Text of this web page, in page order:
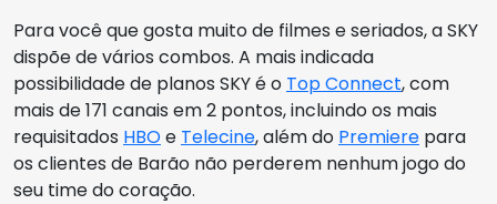
Para você que gosta muito de filmes e seriados, a SKY
dispõe de vários combos. A mais indicada
possibilidade de planos SKY é o Top Connect, com
mais de 171 canais em 2 pontos, incluindo os mais
requisitados HBOe Telecine, além do Premiere para
os clientes de Barão não perderem nenhum jogo do
seu time do coração.